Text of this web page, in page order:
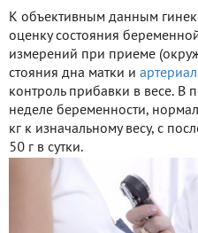
К объективным данным
оценку состояния
измерений при приеме
стояния дна матки и
контроль прибавки в весе. В
неделе беременности,
кг к изначальному весу, с
50 г в сутки.